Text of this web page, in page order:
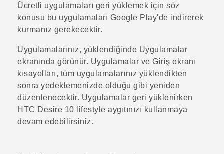
Ücretli uygulamaları geri yüklemek için söz
konusu bu uygulamaları Google Play'de indirerek
kurmanız gerekecektir.
Uygulamalarınız, yüklendiğinde Uygulamalar
ekranında görünür. Uygulamalar ve Giriş ekranı
kısayolları, tüm uygulamalarınız yüklendikten
sonra yedeklemenizde olduğu gibi yeniden
düzenlenecektir. Uygulamalar geri yüklenirken
HTC Desire 10 lifestyle aygıtınızı kullanmaya
devam edebilirsiniz.